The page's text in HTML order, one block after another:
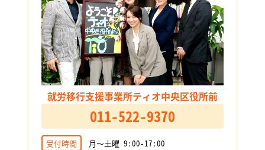
就労移行支援事業所ティオ中央区役所前
011-522-9370
受付時間 月～土曜 9:00-17:00